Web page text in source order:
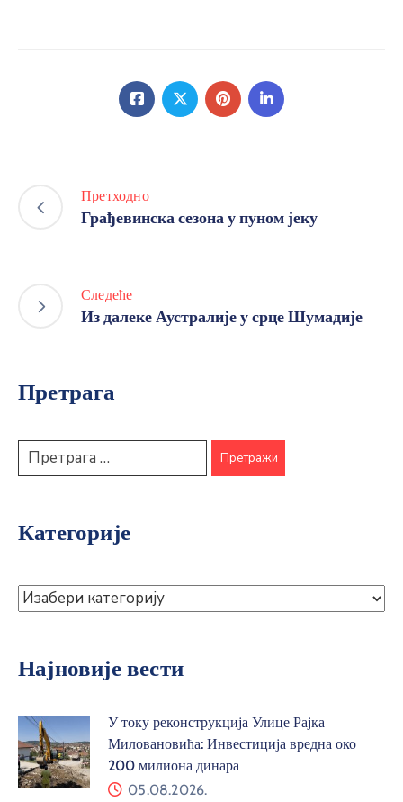
Претходно
Грађевинска сезона у пуном јеку
Следеће
Из далеке Аустралије у срце Шумадије
Претрага
Категорије
Најновије вести
У току реконструкција Улице Рајка
Миловановића: Инвестиција вредна око
200 милиона динара
05.08.2026.